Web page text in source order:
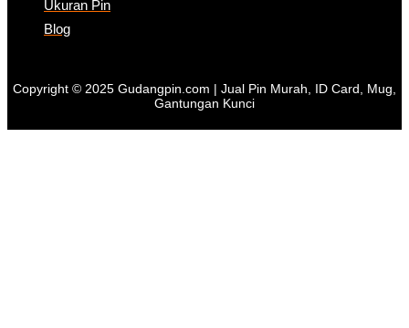
Ukuran Pin
Blog
Copyright © 2025 Gudangpin.com | Jual Pin Murah, ID Card, Mug,
Gantungan Kunci